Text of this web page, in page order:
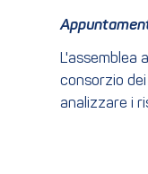
consorzio
analizzare i